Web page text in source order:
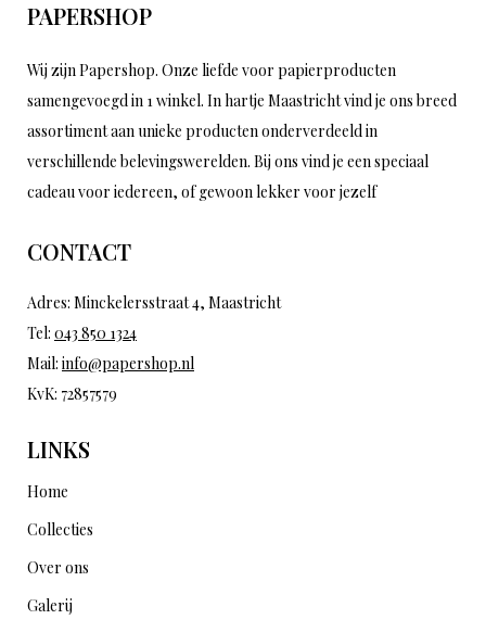
PAPERSHOP
Wij zijn Papershop. Onze liefde voor papierproducten
samengevoegd in 1 winkel. In hartje Maastricht vind je ons breed
assortiment aan unieke producten onderverdeeld in
verschillende belevingswerelden. Bij ons vind je een speciaal
cadeau voor iedereen, of gewoon lekker voor jezelf
CONTACT
Adres: Minckelersstraat 4, Maastricht
Tel: 043 850 1324
Mail: info@papershop.nl
KvK: 72857579
LINKS
Home
Collecties
Over ons
Galerij